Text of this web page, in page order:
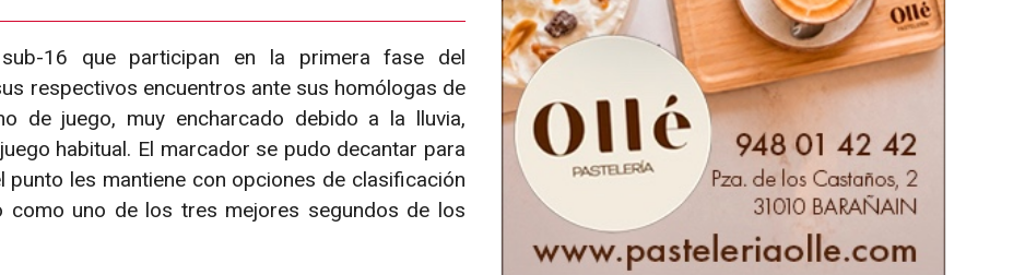
16 que participan en la primera fase del
respectivos encuentros ante sus homólogas de
de juego, muy encharcado debido a la lluvia,
habitual. El marcador se pudo decantar para
les mantiene con opciones de clasificación
como uno de los tres mejores segundos de los